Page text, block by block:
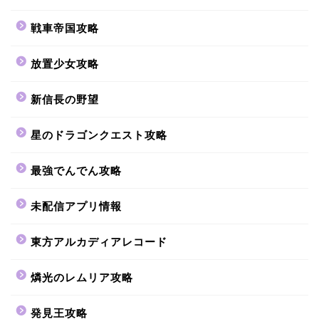
戦車帝国攻略
放置少女攻略
新信長の野望
星のドラゴンクエスト攻略
最強でんでん攻略
未配信アプリ情報
東方アルカディアレコード
燐光のレムリア攻略
発見王攻略